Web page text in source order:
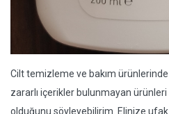
Cilt temizleme ve bakım
zararlı içerikler bulunmayan
olduğunu söyleyebilirim. Elinize